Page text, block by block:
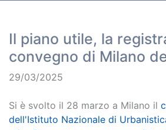
Il piano utile, la
convegno di Milano
29/03/2025
Si è svolto il 28 marzo a Milano il
dell'Istituto Nazionale di